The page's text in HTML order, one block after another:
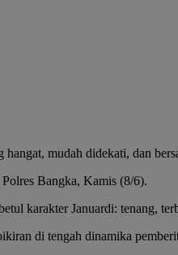
mudah didekati, dan
Bangka, Kamis (8/6).
karakter Januardi: tenang,
di tengah dinamika